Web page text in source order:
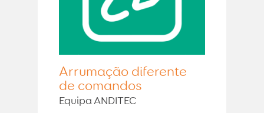
Arrumação diferente
de comandos
Equipa ANDITEC